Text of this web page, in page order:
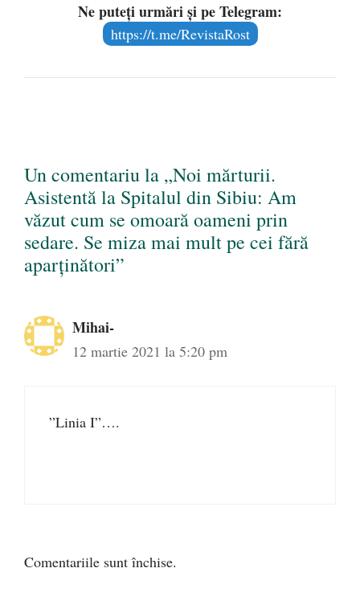
Ne puteți urmări și pe Telegram:
https://t.me/RevistaRost
Un comentariu la „Noi mărturii.
Asistentă la Spitalul din Sibiu: Am
văzut cum se omoară oameni prin
sedare. Se miza mai mult pe cei fără
aparținători”
Mihai-
12 martie 2021 la 5:20 pm
”Linia I”….
Comentariile sunt închise.